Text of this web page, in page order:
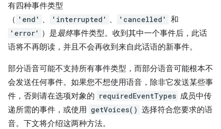
有四种事件类型
（ 'end' 、 'interrupted' 、 'cancelled' 和
'error' ）是最终事件类型。收到其中一个事件后，此话
语将不再朗读，并且不会再收到来自此话语的新事件。
部分语音可能不支持所有事件类型，而部分语音可能根本不
会发送任何事件。如果您不想使用语音，除非它发送某些事
件，否则请在选项对象的 requiredEventTypes 成员中传
递所需的事件，或使用 getVoices() 选择符合您要求的语
音。下文将介绍这两种方法。